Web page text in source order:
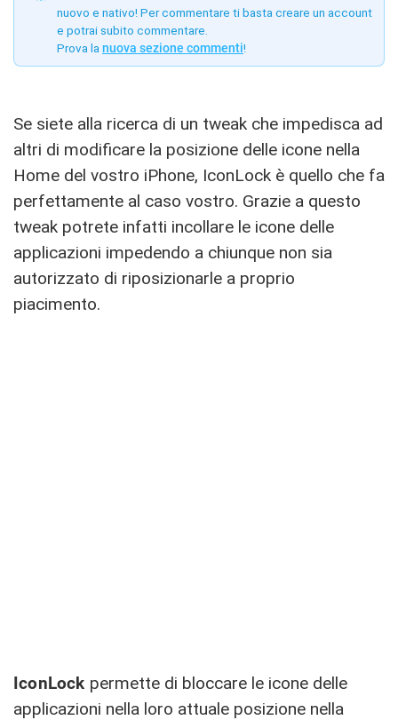
nuovo e nativo! Per commentare ti basta creare un account
e potrai subito commentare.
Prova la nuova sezione commenti!
Se siete alla ricerca di un tweak che impedisca ad
altri di modificare la posizione delle icone nella
Home del vostro iPhone, IconLock è quello che fa
perfettamente al caso vostro. Grazie a questo
tweak potrete infatti incollare le icone delle
applicazioni impedendo a chiunque non sia
autorizzato di riposizionarle a proprio
piacimento.
IconLock permette di bloccare le icone delle
applicazioni nella loro attuale posizione nella